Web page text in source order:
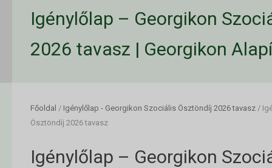
Igénylőlap – Georgikon
2026 tavasz | Georgikon
Főoldal / Igénylőlap - Georgikon Szociális Ösztöndíj 2026 tavasz /
Ösztöndíj 2026 tavasz
Igénylőlap – Georgikon